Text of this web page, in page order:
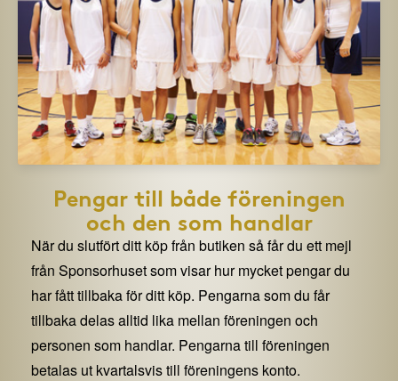
Pengar till både föreningen
och den som handlar
När du slutfört ditt köp från butiken så får du ett mejl
från Sponsorhuset som visar hur mycket pengar du
har fått tillbaka för ditt köp. Pengarna som du får
tillbaka delas alltid lika mellan föreningen och
personen som handlar. Pengarna till föreningen
betalas ut kvartalsvis till föreningens konto.